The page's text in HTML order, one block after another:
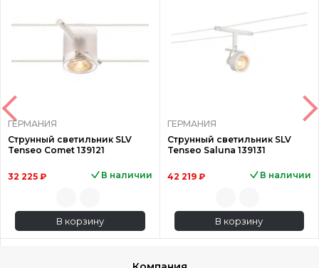
ГЕРМАНИЯ
Струнный светильник SLV
Tenseo Comet 139121
32 225 ₽ В наличии
В корзину
ГЕРМАНИЯ
Струнный светильник SLV
Tenseo Saluna 139131
42 219 ₽ В наличии
В корзину